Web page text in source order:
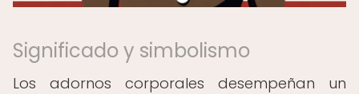
Significado y simbolismo
Los adornos corporales desempeñan un